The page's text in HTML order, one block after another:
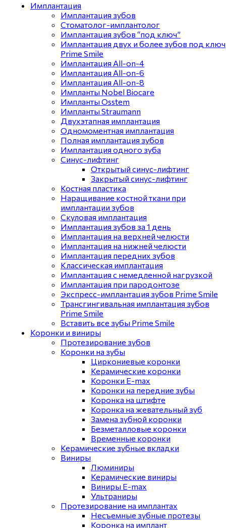
Имплантация
Имплантация зубов
Стоматолог-имплантолог
Имплантация зубов “под ключ”
Имплантация двух и более зубов под ключ
Prime Smile
Имплантация All-on-4
Имплантация All-on-6
Имплантация All-on-8
Импланты Nobel Biocare
Импланты Osstem
Импланты Straumann
Двухэтапная имплантация
Одномоментная имплантация
Полная имплантация зубов
Имплантация одного зуба
Синус-лифтинг
Открытый синус-лифтинг
Закрытый синус-лифтинг
Костная пластика
Наращивание костной ткани при
имплантации зубов
Скуловая имплантация
Имплантация зубов за 1 день
Имплантация на верхней челюсти
Имплантация на нижней челюсти
Имплантация передних зубов
Классическая имплантация
Имплантация с немедленной нагрузкой
Имплантация при пародонтозе
Экспресс-имплантация зубов Prime Smile
Трансгингивальная имплантация зубов
Prime Smile
Вставить все зубы Prime Smile
Коронки и виниры
Протезирование зубов
Коронки на зубы
Циркониевые коронки
Керамические коронки
Коронки E-max
Коронки на передние зубы
Коронка на штифте
Коронка на жевательный зуб
Замена зубной коронки
Безметалловые коронки
Временные коронки
Керамические зубные вкладки
Виниры
Люминиры
Керамические виниры
Виниры E-max
Ультраниры
Протезирование на имплантах
Несъемные зубные протезы
Коронка на имплант